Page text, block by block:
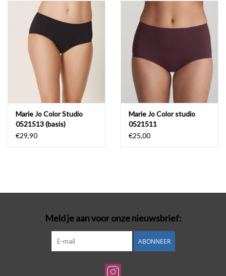
Marie Jo Color Studio
0521513 (basis)
€29,90
Marie Jo Color studio
0521511
€25,00
Meld je aan voor onze nieuwsbrief:
ABONNEER